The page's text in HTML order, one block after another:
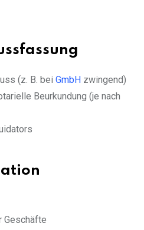
(z. B. bei GmbH zwingend)
Beurkundung (je nach
Geschäfte